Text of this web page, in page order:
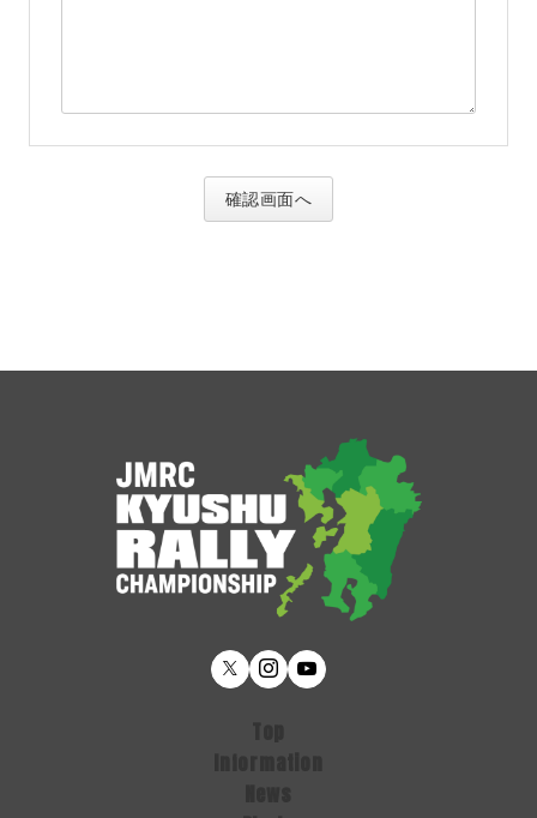
確認画面へ